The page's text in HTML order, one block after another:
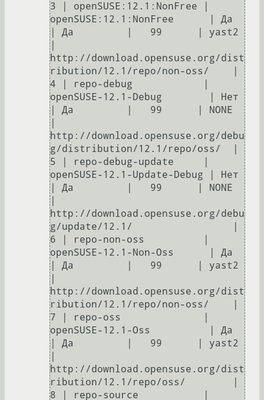
3 | openSUSE:12.1:NonFree |
openSUSE:12.1:NonFree      | Да
| Да         |   99      | yast2
http://download.opensuse.org/dist
ribution/12.1/repo/non-oss/    |
4 | repo-debug            |
openSUSE-12.1-Debug        | Нет
| Да         |   99      | NONE
http://download.opensuse.org/debu
g/distribution/12.1/repo/oss/  |
5 | repo-debug-update     |
openSUSE-12.1-Update-Debug | Нет
| Да         |   99      | NONE
http://download.opensuse.org/debu
g/update/12.1/                 |
6 | repo-non-oss          |
openSUSE-12.1-Non-Oss      | Да
| Да         |   99      | yast2
http://download.opensuse.org/dist
ribution/12.1/repo/non-oss/    |
7 | repo-oss              |
openSUSE-12.1-Oss          | Да
| Да         |   99      | yast2
http://download.opensuse.org/dist
ribution/12.1/repo/oss/        |
8 | repo-source           |